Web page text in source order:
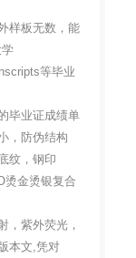
样板无数，能
等毕业
毕业证成绩单
，防伪结构
纹，钢印
烫金烫银复合
，紫外荧光，
本文,凭对